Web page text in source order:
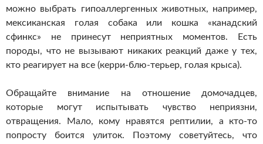
можно выбрать гипоаллергенных животных, например,
мексиканская голая собака или кошка «канадский
сфинкс» не принесут неприятных моментов. Есть
породы, что не вызывают никаких реакций даже у тех,
кто реагирует на все (керри-блю-терьер, голая крыса).
Обращайте внимание на отношение домочадцев,
которые могут испытывать чувство неприязни,
отвращения. Мало, кому нравятся рептилии, а кто-то
попросту боится улиток. Поэтому советуйтесь, что